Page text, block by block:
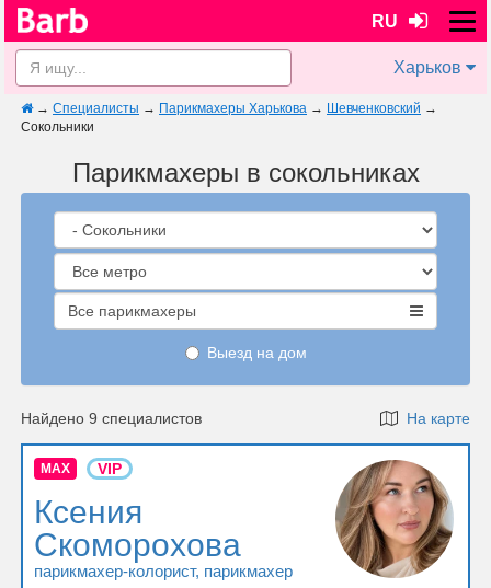
RU
Харьков
→ Специалисты → Парикмахеры Харькова → Шевченковский →
Сокольники
Парикмахеры в сокольниках
Все парикмахеры
Выезд на дом
Найдено 9 специалистов На карте
MAX VIP
Ксения
Скоморохова
парикмахер-колорист, парикмахер